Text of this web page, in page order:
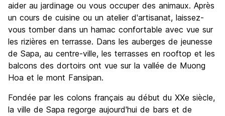
aider au jardinage ou vous occuper des animaux. Après
un cours de cuisine ou un atelier d'artisanat, laissez-
vous tomber dans un hamac confortable avec vue sur
les rizières en terrasse. Dans les auberges de jeunesse
de Sapa, au centre-ville, les terrasses en rooftop et les
balcons des dortoirs ont vue sur la vallée de Muong
Hoa et le mont Fansipan.
Fondée par les colons français au début du XXe siècle,
la ville de Sapa regorge aujourd'hui de bars et de